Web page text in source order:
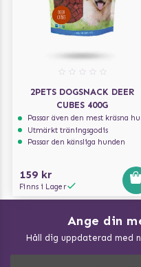
2PETS DOGSNACK DEER
CUBES 400G
Passar även den mest kräsna hunden
Utmärkt träningsgodis
Passar den känsliga hunden
159 kr
Finns i Lager
Ange din
Håll dig uppdaterad med
Vad kan hundar äta?